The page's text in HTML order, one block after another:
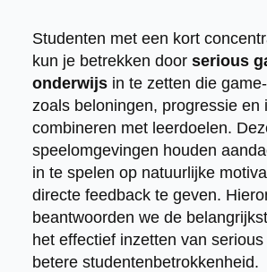
Studenten met een kort
kun je betrekken door serious
onderwijsin te zetten die
zoals beloningen, progressie en
combineren met leerdoelen.
speelomgevingen houden
in te spelen op natuurlijke
directe feedback te geven.
beantwoorden we de
het effectief inzetten van
betere studentenbetrokkenheid.